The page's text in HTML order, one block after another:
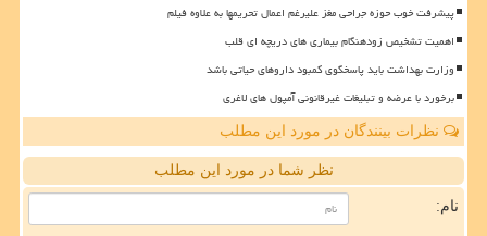
پیشرفت خوب حوزه جراحی مغز علیرغم اعمال تحریمها به علاوه فیلم
اهمیت تشخیص زودهنگام بیماری های دریچه ای قلب
وزارت بهداشت باید پاسخگوی کمبود داروهای حیاتی باشد
برخورد با عرضه و تبلیغات غیرقانونی آمپول های لاغری
نظرات بینندگان در مورد این مطلب
نظر شما در مورد این مطلب
نام: